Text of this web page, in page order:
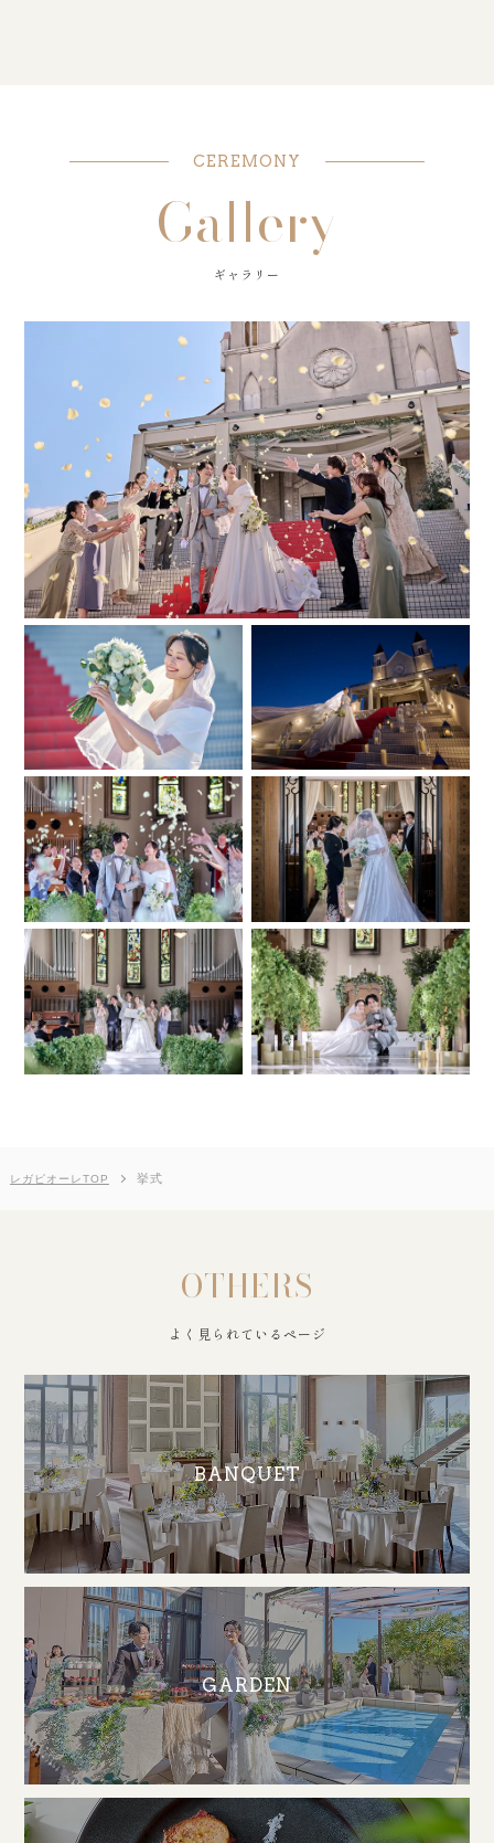
CEREMONY
Gallery
ギャラリー
レガピオーレTOP 挙式
OTHERS
よく見られているページ
BANQUET
GARDEN